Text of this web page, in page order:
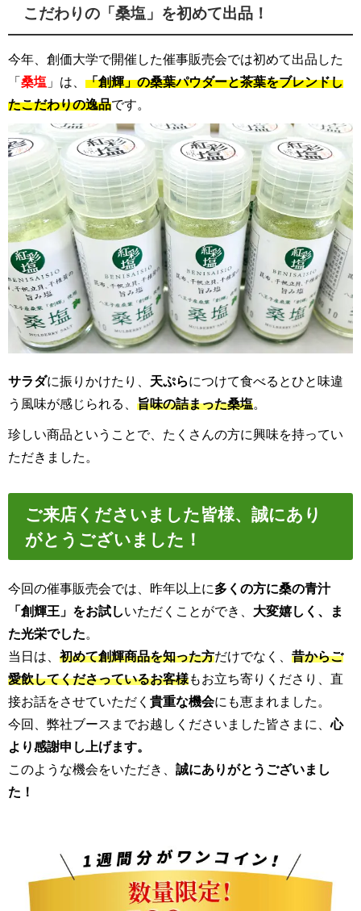
こだわりの「桑塩」を初めて出品！
今年、創価大学で開催した催事販売会では初めて出品した
「 桑塩 」は、 「創輝」の桑葉パウダーと茶葉をブレンドし
たこだわりの逸品です。
サラダに振りかけたり、 天ぷらにつけて食べるとひと味違
う風味が感じられる、 旨味の詰まった桑塩
珍しい商品ということで、たくさんの方に興味を持ってい
ただきました。
ご来店くださいました皆様、誠にあり
がとうございました！
今回の催事販売会では、昨年以上に多くの方に桑の青汁
「創輝王」をお試しいただくことができ、 大変嬉しく、ま
た光栄でした
当日は、 初めて創輝商品を知った方だけでなく、 昔からご
愛飲してくださっているお客様もお立ち寄りくださり、直
接お話をさせていただく 貴重な機会にも恵まれました。
今回、弊社ブースまでお越しくださいました皆さまに、心
より感謝申し上げます。
このような機会をいただき、 誠にありがとうございまし
た！